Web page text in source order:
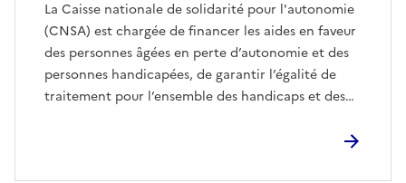
La Caisse nationale de solidarité pour l'autonomie
(CNSA) est chargée de financer les aides en faveur
des personnes âgées en perte d’autonomie et des
personnes handicapées, de garantir l’égalité de
traitement pour l’ensemble des handicaps et des…